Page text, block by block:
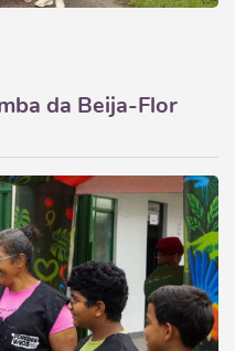
da Beija-Flor